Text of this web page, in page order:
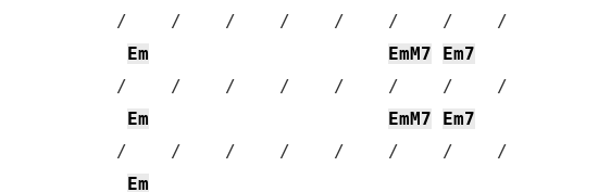
  /    /    /    /    /    /    /    /
Em
EmM7
Em7
  /    /    /    /    /    /    /    /
Em
EmM7
Em7
  /    /    /    /    /    /    /    /
Em